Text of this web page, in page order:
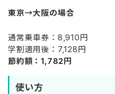
東京→大阪の場合
通常乗車券：8,910円
学割適用後：7,128円
節約額：1,782円
使い方